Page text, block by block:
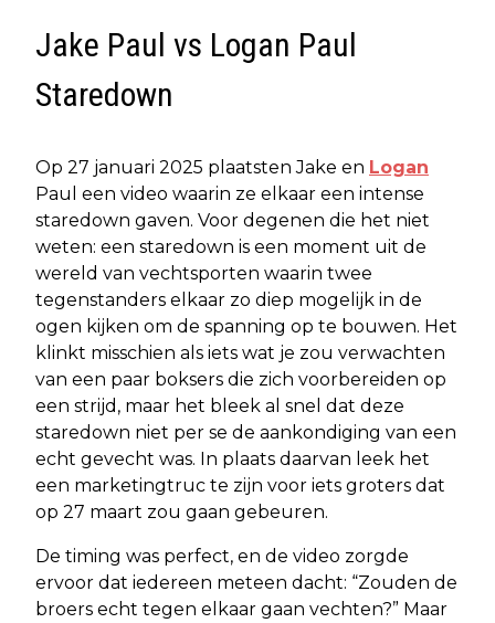
Jake Paul vs Logan Paul
Staredown
Op 27 januari 2025 plaatsten Jake en Logan
Paul een video waarin ze elkaar een intense
staredown gaven. Voor degenen die het niet
weten: een staredown is een moment uit de
wereld van vechtsporten waarin twee
tegenstanders elkaar zo diep mogelijk in de
ogen kijken om de spanning op te bouwen. Het
klinkt misschien als iets wat je zou verwachten
van een paar boksers die zich voorbereiden op
een strijd, maar het bleek al snel dat deze
staredown niet per se de aankondiging van een
echt gevecht was. In plaats daarvan leek het
een marketingtruc te zijn voor iets groters dat
op 27 maart zou gaan gebeuren.
De timing was perfect, en de video zorgde
ervoor dat iedereen meteen dacht: “Zouden de
broers echt tegen elkaar gaan vechten?” Maar